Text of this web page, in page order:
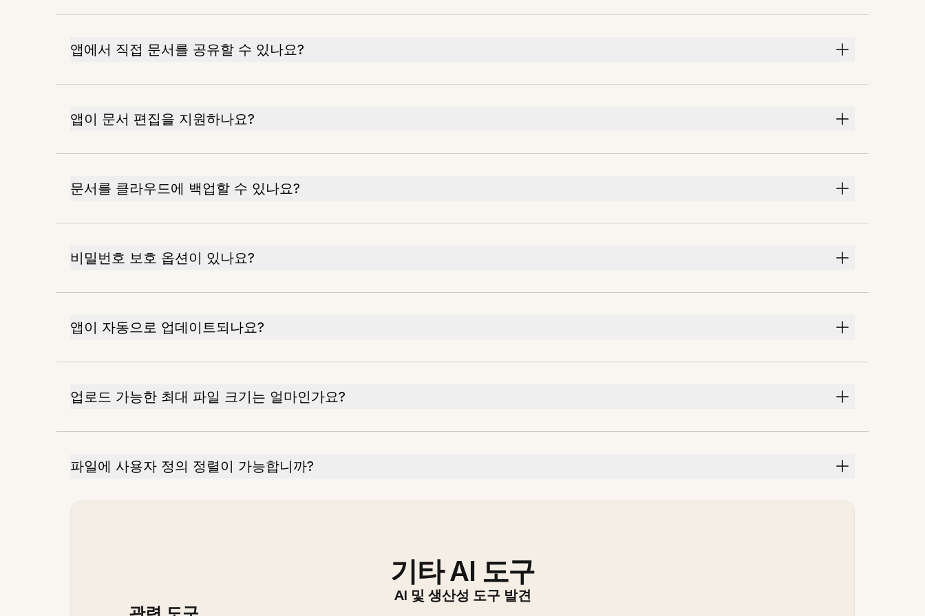
앱에서 직접 문서를 공유할 수 있나요?
앱이 문서 편집을 지원하나요?
문서를 클라우드에 백업할 수 있나요?
비밀번호 보호 옵션이 있나요?
앱이 자동으로 업데이트되나요?
업로드 가능한 최대 파일 크기는 얼마인가요?
파일에 사용자 정의 정렬이 가능합니까?
기타 AI 도구
AI 및 생산성 도구 발견